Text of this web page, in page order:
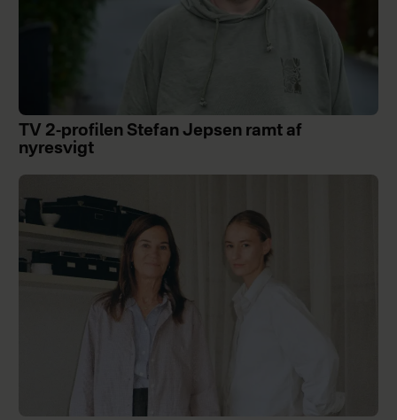
TV 2-profilen Stefan Jepsen ramt af
nyresvigt